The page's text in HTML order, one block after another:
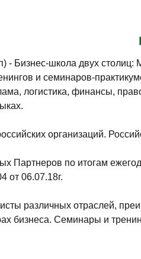
- Бизнес-школа двух
и семинаров-
логистика, финансы,
организаций.
Партнеров по итогам
от 06.07.18г.
различных отраслей,
бизнеса. Семинары и